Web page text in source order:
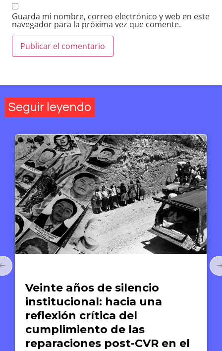
Guarda mi nombre, correo electrónico y web en este
navegador para la próxima vez que comente.
Seguir leyendo
El arte de compartir:
Anthony Bourdain y la
gastronomía como medio
para el reconocimiento de la
dignidad humana